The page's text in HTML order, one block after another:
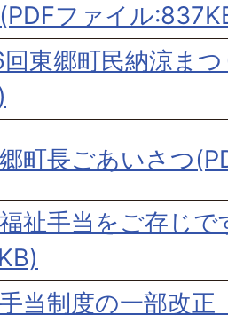
ファイル
東郷町民納涼ま
町長ごあいさつ
祉手当をご存じ
当制度の一部改